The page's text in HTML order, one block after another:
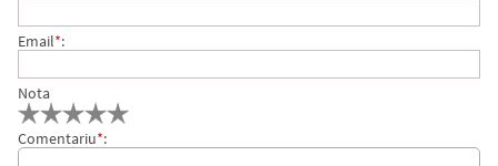
Email*:
Nota
Comentariu*: